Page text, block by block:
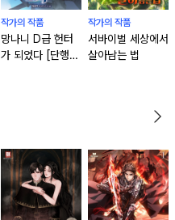
작가의 작품
망나니 D급 헌터
가 되었다 [단행
작가의 작품
서바이벌 세상에서
살아남는 법